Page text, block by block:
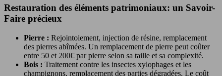
Restauration des éléments patrimoniaux: un Savoir-
Faire précieux
Pierre : Rejointoiement, injection de résine, remplacement
des pierres abîmées. Un remplacement de pierre peut coûter
entre 50 et 200€ par pierre selon sa taille et sa complexité.
Bois : Traitement contre les insectes xylophages et les
champignons, remplacement des parties dégradées. Le coût